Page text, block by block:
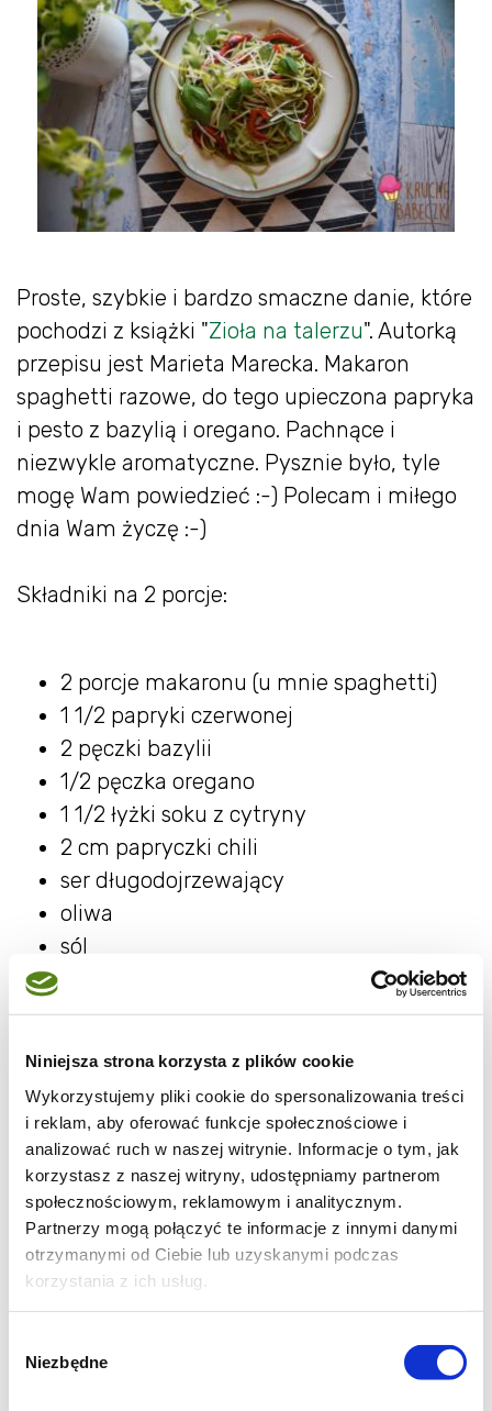
Niniejsza strona korzysta z plików cookie
Wykorzystujemy pliki cookie do spersonalizowania treści
i reklam, aby oferować funkcje społecznościowe i
analizować ruch w naszej witrynie. Informacje o tym, jak
korzystasz z naszej witryny, udostępniamy partnerom
społecznościowym, reklamowym i analitycznym.
Partnerzy mogą połączyć te informacje z innymi danymi
otrzymanymi od Ciebie lub uzyskanymi podczas
korzystania z ich usług.
zgody
Niezbędne
Proste, szybkie i bardzo smaczne danie, które
pochodzi z książki "Zioła na talerzu". Autorką
przepisu jest Marieta Marecka. Makaron
spaghetti razowe, do tego upieczona papryka
i pesto z bazylią i oregano. Pachnące i
niezwykle aromatyczne. Pysznie było, tyle
mogę Wam powiedzieć :-) Polecam i miłego
dnia Wam życzę :-)
Składniki na 2 porcje:
2 porcje makaronu (u mnie spaghetti)
1 1/2 papryki czerwonej
2 pęczki bazylii
1/2 pęczka oregano
1 1/2 łyżki soku z cytryny
2 cm papryczki chili
ser długodojrzewający
oliwa
sól
szczypta cukru
olej do pieczenia
1. Paprykę myjemy i kroimy w cienkie paski.
Blaszkę wykładamy papierem do pieczeni,
kładziemy na nim paprykę, którą skraplamy
olejem i posypujemy solą i pieprzem.
sczernieje i zmięknie.